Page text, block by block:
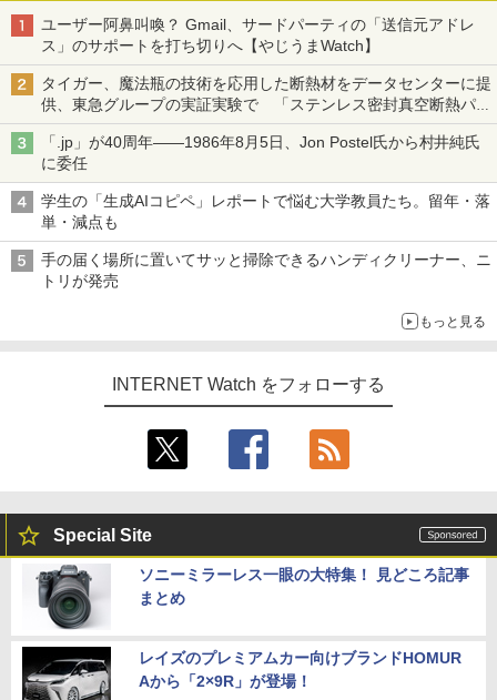
ユーザー阿鼻叫喚？ Gmail、サードパーティの「送信元アドレ
ス」のサポートを打ち切りへ【やじうまWatch】
タイガー、魔法瓶の技術を応用した断熱材をデータセンターに提
供、東急グループの実証実験で 「ステンレス密封真空断熱パネ
ル TIVIP」
「.jp」が40周年――1986年8月5日、Jon Postel氏から村井純氏
に委任
学生の「生成AIコピペ」レポートで悩む大学教員たち。留年・落
単・減点も
手の届く場所に置いてサッと掃除できるハンディクリーナー、ニ
トリが発売
もっと見る
INTERNET Watch をフォローする
Special Site
ソニーミラーレス一眼の大特集！ 見どころ記事
まとめ
レイズのプレミアムカー向けブランドHOMUR
Aから「2×9R」が登場！